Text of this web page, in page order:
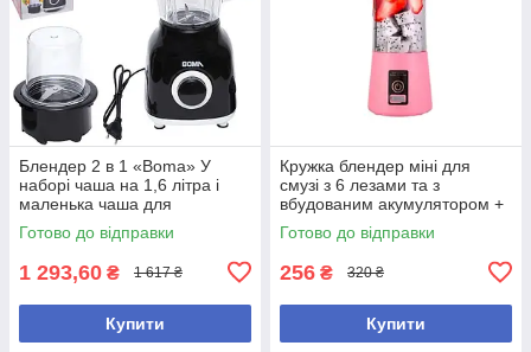
Блендер 2 в 1 «Boma» У
наборі чаша на 1,6 літра і
маленька чаша для
перетирання кави, горіхів,
Потужність 350 W
Готово до відправки
1 293,60 ₴ 1 617 ₴
Купити
Кружка блендер міні для
смузі з 6 лезами та з
вбудованим акумулятором +
USB Об'єм 380 мл рожева
Готово до відправки
256 ₴ 320 ₴
Купити